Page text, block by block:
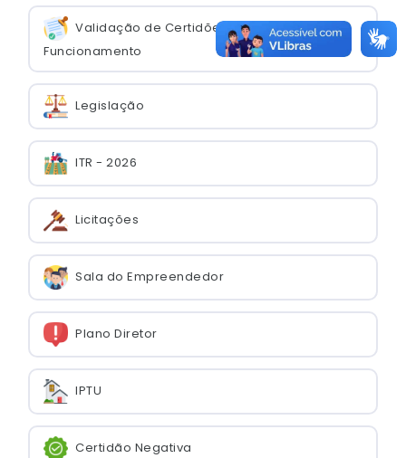
Validação de Certidões e Alvará de
Funcionamento
Legislação
ITR - 2026
Licitações
Sala do Empreendedor
Plano Diretor
IPTU
Certidão Negativa